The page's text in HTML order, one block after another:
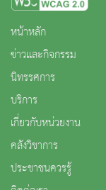
หน้าหลัก
ข่าวและกิจกรรม
นิทรรศการ
บริการ
เกี่ยวกับหน่วยงาน
คลังวิชาการ
ประชาชนควรรู้